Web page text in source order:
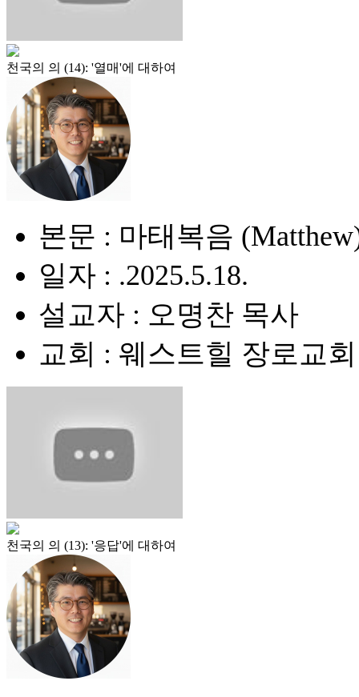
천국의 의 (14): '열매'에 대하여
본문 : 마태복음
일자 : .2025.5.18.
설교자 : 오명찬 목사
교회 : 웨스트힐 장로교회
천국의 의 (13): '응답'에 대하여